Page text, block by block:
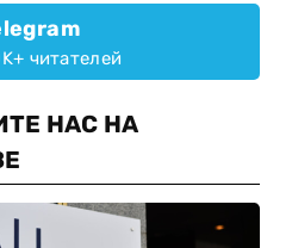
читателей
НАС НА